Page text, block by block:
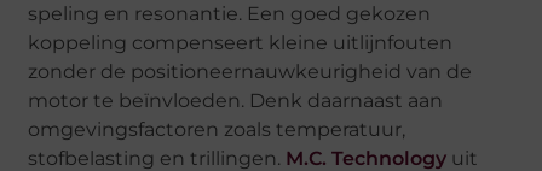
speling en resonantie. Een goed gekozen
koppeling compenseert kleine uitlijnfouten
zonder de positioneernauwkeurigheid van de
motor te beïnvloeden. Denk daarnaast aan
omgevingsfactoren zoals temperatuur,
stofbelasting en trillingen. M.C. Technology uit